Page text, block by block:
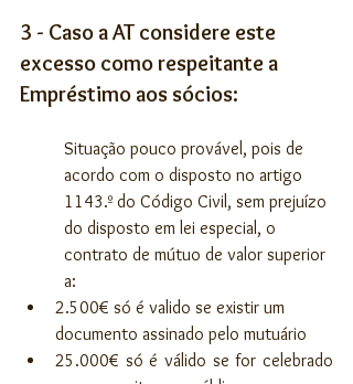
3 - Caso a AT considere este
excesso como respeitante a
Empréstimo aos sócios:
Situação pouco provável, pois de
acordo com o disposto no artigo
1143.º do Código Civil, sem prejuízo
do disposto em lei especial, o
contrato de mútuo de valor superior
a:
2.500€ só é valido se existir um
documento assinado pelo mutuário
25.000€ só é válido se for celebrado